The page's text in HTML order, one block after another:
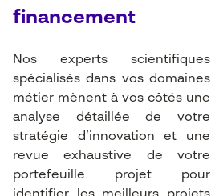
financement
Nos experts scientifiques
spécialisés dans vos domaines
métier mènent à vos côtés une
analyse détaillée de votre
stratégie d’innovation et une
revue exhaustive de votre
portefeuille projet pour